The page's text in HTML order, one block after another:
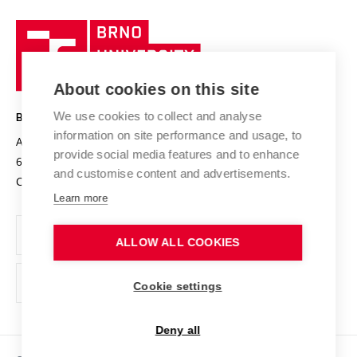
Research quality assurance system
Research infrastructures
Projects
Projects from Structural Funds
Specific University Research
International Staff Week
International Agreements
Sustainable university
Safe University
Organization Structure
Official notice board
Personal Data Protection
Support and development of employees and students
Technology
BRNO UNIVERSITY OF TECHNOLOGY
Antonínská 548/1
602 00 Brno
Czech Republic
www.vut.cz
vut@vutbr.cz
About cookies on this site
We use cookies to collect and analyse
information on site performance and usage, to
provide social media features and to enhance
and customise content and advertisements.
Learn more
ALLOW ALL COOKIES
Cookie settings
Deny all